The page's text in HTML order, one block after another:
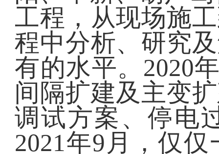
工程，从现场施
程中分析、研究
有的水平。2020
间隔扩建及主变
调试方案、停电
2021年9月，仅